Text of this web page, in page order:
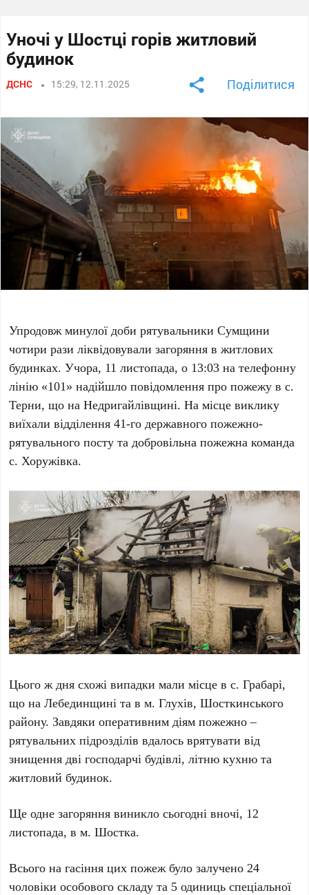
Уночі у Шостці горів житловий
будинок
ДСНС 15:29, 12.11.2025 Поділитися
Упродовж минулої доби рятувальники Сумщини
чотири рази ліквідовували загоряння в житлових
будинках. Учора, 11 листопада, о 13:03 на телефонну
лінію «101» надійшло повідомлення про пожежу в с.
Терни, що на Недригайлівщині. На місце виклику
виїхали відділення 41-го державного пожежно-
рятувального посту та добровільна пожежна команда
с. Хоружівка.
Цього ж дня схожі випадки мали місце в с. Грабарі,
що на Лебединщині та в м. Глухів, Шосткинського
району. Завдяки оперативним діям пожежно –
рятувальних підрозділів вдалось врятувати від
знищення дві господарчі будівлі, літню кухню та
житловий будинок.
Ще одне загоряння виникло сьогодні вночі, 12
листопада, в м. Шостка.
Всього на гасіння цих пожеж було залучено 24
чоловіки особового складу та 5 одиниць спеціальної